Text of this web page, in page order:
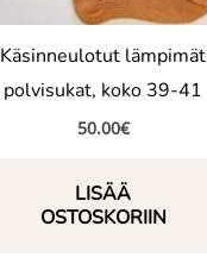
Käsinneulotut lämpimät
polvisukat, koko 39-41
50.00€
LISÄÄ
OSTOSKORIIN